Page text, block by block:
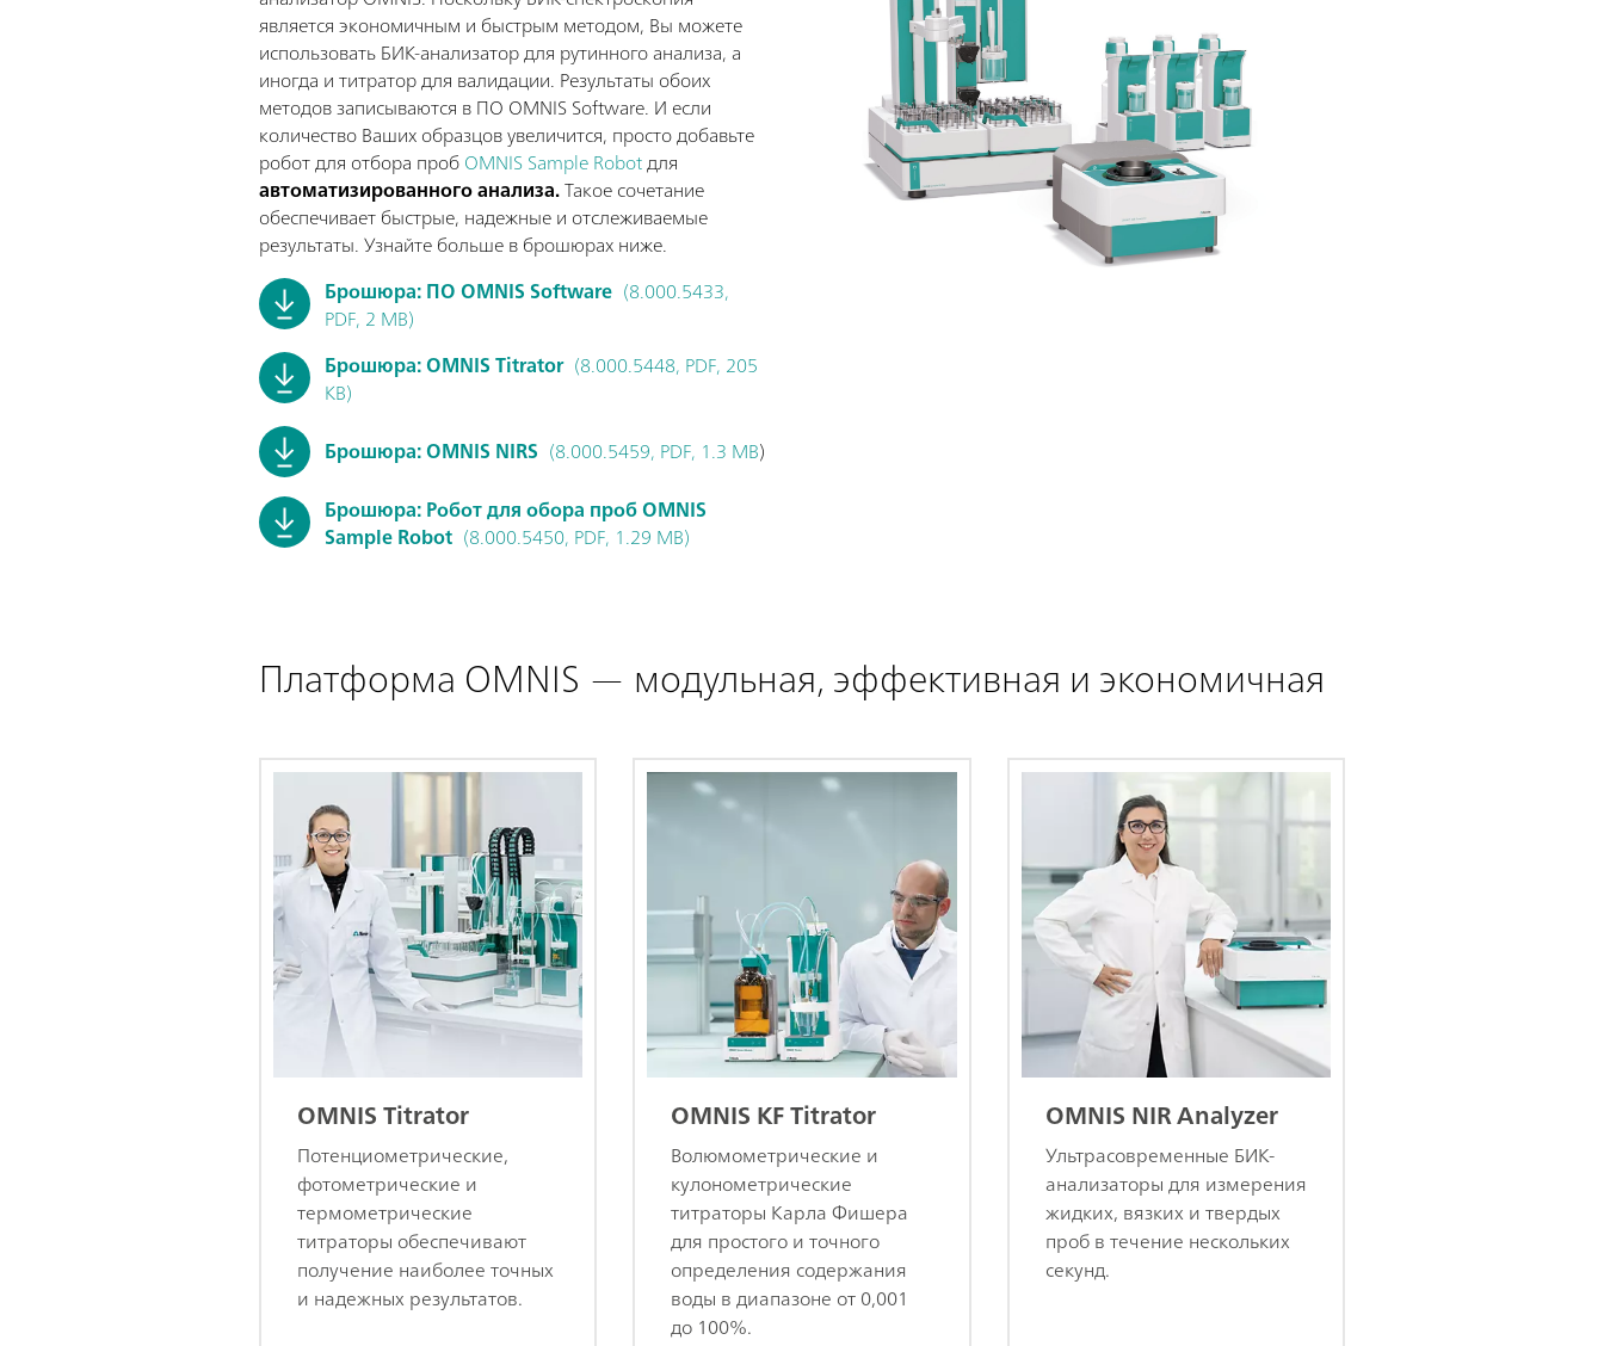
является экономичным и быстрым методом, Вы можете
использовать БИК-анализатор для рутинного анализа, а
иногда и титратор для валидации. Результаты обоих
методов записываются в ПО OMNIS Software. И если
количество Ваших образцов увеличится, просто добавьте
робот для отбора пробOMNIS Sample Robotдля
автоматизированного анализа.Такое сочетание
обеспечивает быстрые, надежные и отслеживаемые
результаты. Узнайте больше в брошюрах ниже.
Брошюра: ПО OMNIS Software (8.000.5433,
PDF, 2 MB)
Брошюра: OMNIS Titrator (8.000.5448, PDF, 205
KB)
Брошюра: OMNIS NIRS (8.000.5459, PDF, 1.3 MB)
Брошюра: Робот для обора проб OMNIS
Sample Robot (8.000.5450, PDF, 1.29 MB)
Платформа OMNIS — модульная, эффективная и экономичная
OMNIS Titrator
Потенциометрические,
фотометрические и
термометрические
титраторы обеспечивают
получение наиболее точных
и надежных результатов.
OMNIS KF Titrator
Волюмометрические и
кулонометрические
титраторы Карла Фишера
для простого и точного
определения содержания
воды в диапазоне от 0,001
до 100%.
OMNIS NIR Analyzer
Ультрасовременные БИК-
анализаторы для измерения
жидких, вязких и твердых
проб в течение нескольких
секунд.